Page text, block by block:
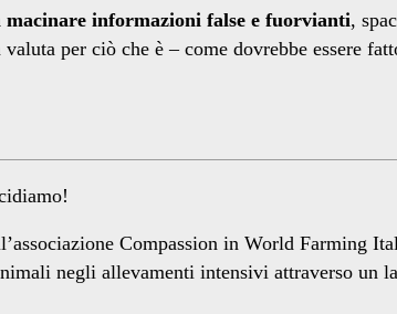
informazioni false e fuorvianti,
per ciò che è – come dovrebbe essere
Compassion in World Farming
negli allevamenti intensivi attraverso